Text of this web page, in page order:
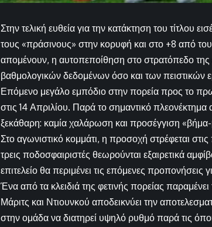
Στην τελική ευθεία για την κατάκτηση του τίτλου
τους «πράσινους» στην κορυφή και στο +8 από
απομένουν, η αυτοπεποίθηση στο στρατόπεδο
βαθμολογικών δεδομένων όσο και των πειστικών
Επόμενο μεγάλο εμπόδιο στην πορεία προς το
στις 14 Απριλίου. Παρά το σημαντικό
ξεκάθαρη: καμία χαλάρωση και προσέγγιση
Στο αγωνιστικό κομμάτι, η προσοχή στρέφεται
τρεις ποδοσφαιριστές θεωρούνται εξαιρετικά
επιτελείο θα περιμένει τις επόμενες προπονήσεις
Ένα από τα κλειδιά της φετινής πορείας
Μάριτς και Ντιουνκού αποδεικνύει την
στην ομάδα να διατηρεί υψηλό ρυθμό παρά τις